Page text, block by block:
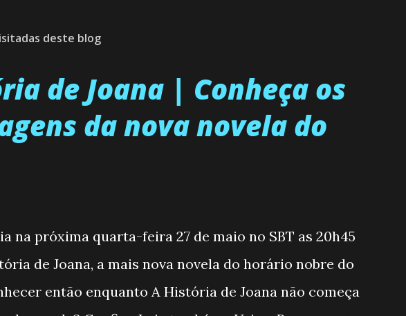
deste blog
de Joana | Conheça os
da nova novela do
na próxima quarta-feira 27 de maio no SBT as 20h45
de Joana, a mais nova novela do horário nobre do
então enquanto A História de Joana não começa